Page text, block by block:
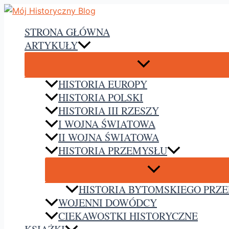
Przejdź
treściSTRONA GŁÓWNA
ARTYKUŁY
HISTORIA EUROPY
HISTORIA POLSKI
HISTORIA III RZESZY
I WOJNA ŚWIATOWA
II WOJNA ŚWIATOWA
HISTORIA PRZEMYSŁU
HISTORIA BYTOMSKIEGO
WOJENNI DOWÓDCY
CIEKAWOSTKI HISTORYCZNE